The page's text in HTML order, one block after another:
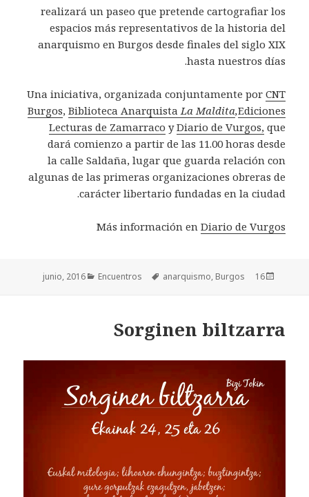
realizará un paseo que pretende cartografiar los
espacios más representativos de la historia del
anarquismo en Burgos desde finales del siglo XIX
hasta nuestros días.
Una iniciativa, organizada conjuntamente por CNT
Burgos, Biblioteca AnarquistaLa Maldita,Ediciones
Lecturas de Zamarraco yDiario de Vurgos, que
dará comienzo a partir de las 11.00 horas desde
la calle Saldaña, lugar que guarda relación con
algunas de las primeras organizaciones obreras de
carácter libertario fundadas en la ciudad.
Más información en Diario de Vurgos
Publicado
16 junio, 2016
Categorías EncuentrosEtiquetas anarquismo, Burgos
Sorginen biltzarra